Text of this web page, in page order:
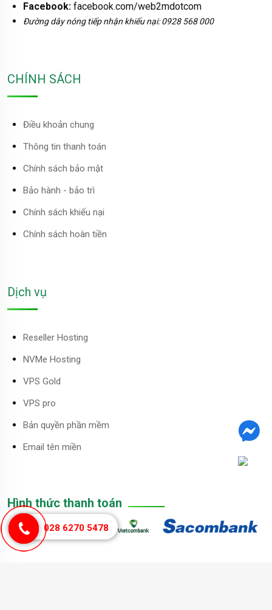
Facebook:facebook.com/web2mdotcom
Đường dây nóng tiếp nhận khiếu nại: 0928 568 000
CHÍNH SÁCH
Điều khoản chung
Thông tin thanh toán
Chính sách bảo mật
Bảo hành - bảo trì
Chính sách khiếu nại
Chính sách hoàn tiền
Dịch vụ
Reseller Hosting
NVMe Hosting
VPS Gold
VPS pro
Bản quyền phần mềm
Email tên miền
Hình thức thanh toán
028 6270 5478